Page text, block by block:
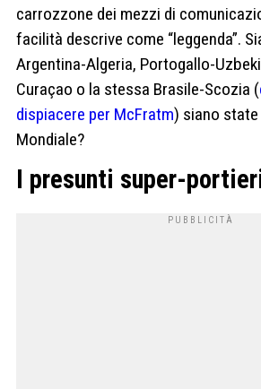
carrozzone dei mezzi di
facilità descrive come “leggenda”.
Argentina-Algeria, Portogallo-
Curaçao o la stessa Brasile-Scozia (
dispiacere per McFratm) siano state
Mondiale?
I presunti super-